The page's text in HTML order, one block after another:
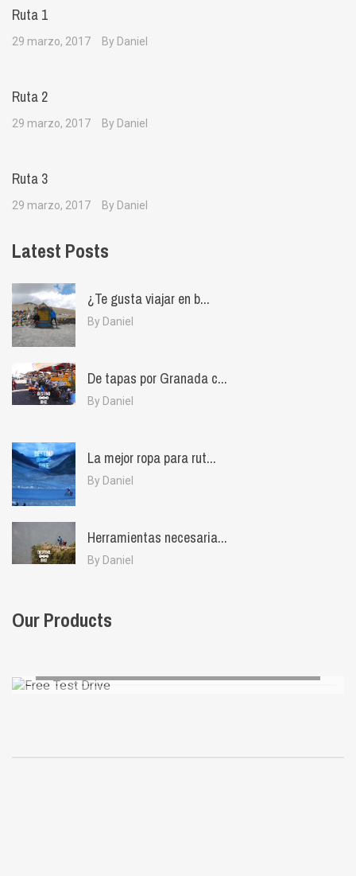
Ruta 1
29 marzo, 2017 By Daniel
Ruta 2
29 marzo, 2017 By Daniel
Ruta 3
29 marzo, 2017 By Daniel
Latest Posts
¿Te gusta viajar en b...
By Daniel
De tapas por Granada c...
By Daniel
La mejor ropa para rut...
By Daniel
Herramientas necesaria...
By Daniel
Our Products